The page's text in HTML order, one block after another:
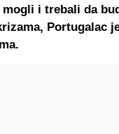
i trebali da
Portugalac